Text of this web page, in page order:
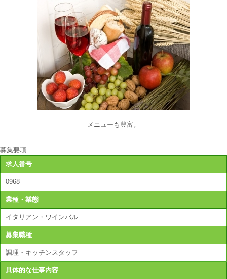
メニューも豊富。
募集要項
求人番号
0968
業種・業態
イタリアン・ワインバル
募集職種
調理・キッチンスタッフ
具体的な仕事内容